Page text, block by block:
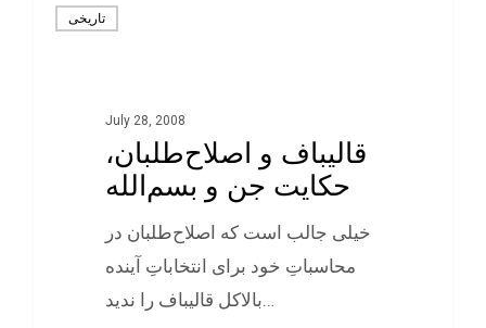
تاريخی
July 28, 2008
قالیباف و اصلاح‌طلبان،
حکایت جن و بسم‌الله
خیلی جالب است که اصلاح‌طلبان در
محاسباتِ خود برای انتخاباتِ آینده
بالاکل قالیباف را ندید…